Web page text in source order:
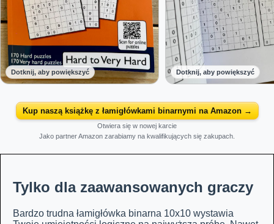
Dotknij, aby powiększyć Dotknij, aby powiększyć
Kup naszą książkę z łamigłówkami binarnymi na Amazon →
Otwiera się w nowej karcie
Jako partner Amazon zarabiamy na kwalifikujących się zakupach.
Tylko dla zaawansowanych graczy
Bardzo trudna łamigłówka binarna 10x10 wystawia